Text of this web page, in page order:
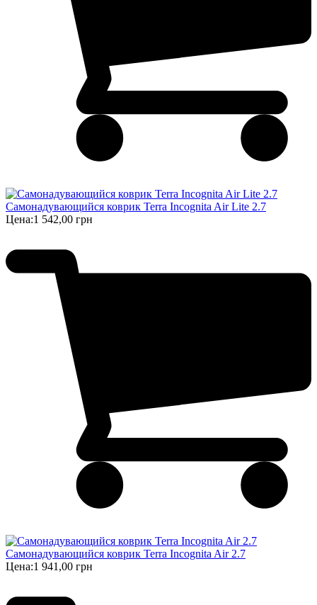
Самонадувающийся коврик Terra Incognita Air Lite 2.7
Цена:1 542,00 грн
Самонадувающийся коврик Terra Incognita Air 2.7
Цена:1 941,00 грн